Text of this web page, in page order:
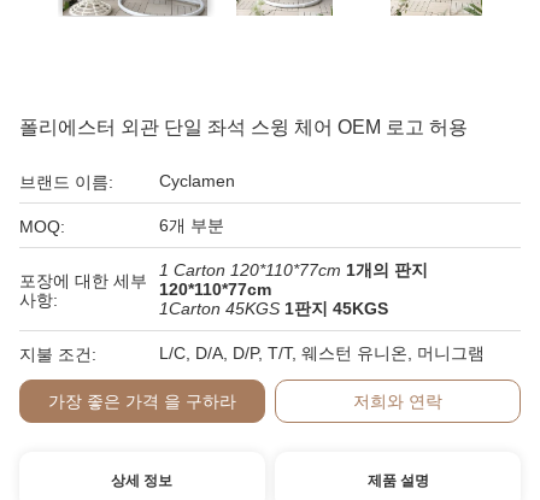
폴리에스터 외관 단일 좌석 스윙 체어 OEM 로고 허용
브랜드 이름: Cyclamen
MOQ: 6개 부분
포장에 대한 세부
사항:
1 Carton 120*110*77cm 1개의 판지
120*110*77cm
1Carton 45KGS 1판지 45KGS
지불 조건: L/C, D/A, D/P, T/T, 웨스턴 유니온, 머니그램
가장 좋은 가격 을 구하라 저희와 연락
상세 정보 제품 설명